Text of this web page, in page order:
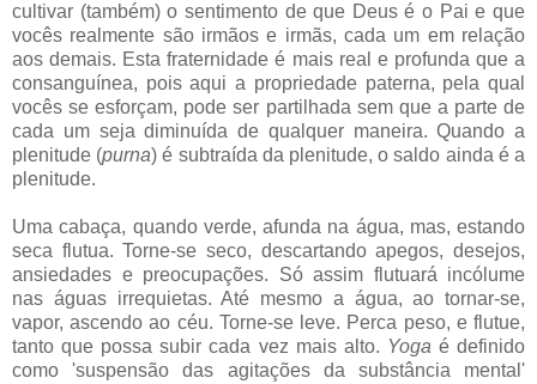
cultivar (também) o sentimento de que Deus é o Pai e que
vocês realmente são irmãos e irmãs, cada um em relação
aos demais. Esta fraternidade é mais real e profunda que a
consanguínea, pois aqui a propriedade paterna, pela qual
vocês se esforçam, pode ser partilhada sem que a parte de
cada um seja diminuída de qualquer maneira. Quando a
plenitude (purna) é subtraída da plenitude, o saldo ainda é a
plenitude.
Uma cabaça, quando verde, afunda na água, mas, estando
seca flutua. Torne-se seco, descartando apegos, desejos,
ansiedades e preocupações. Só assim flutuará incólume
nas águas irrequietas. Até mesmo a água, ao tornar-se,
vapor, ascendo ao céu. Torne-se leve. Perca peso, e flutue,
tanto que possa subir cada vez mais alto. Yoga é definido
como 'suspensão das agitações da substância mental'